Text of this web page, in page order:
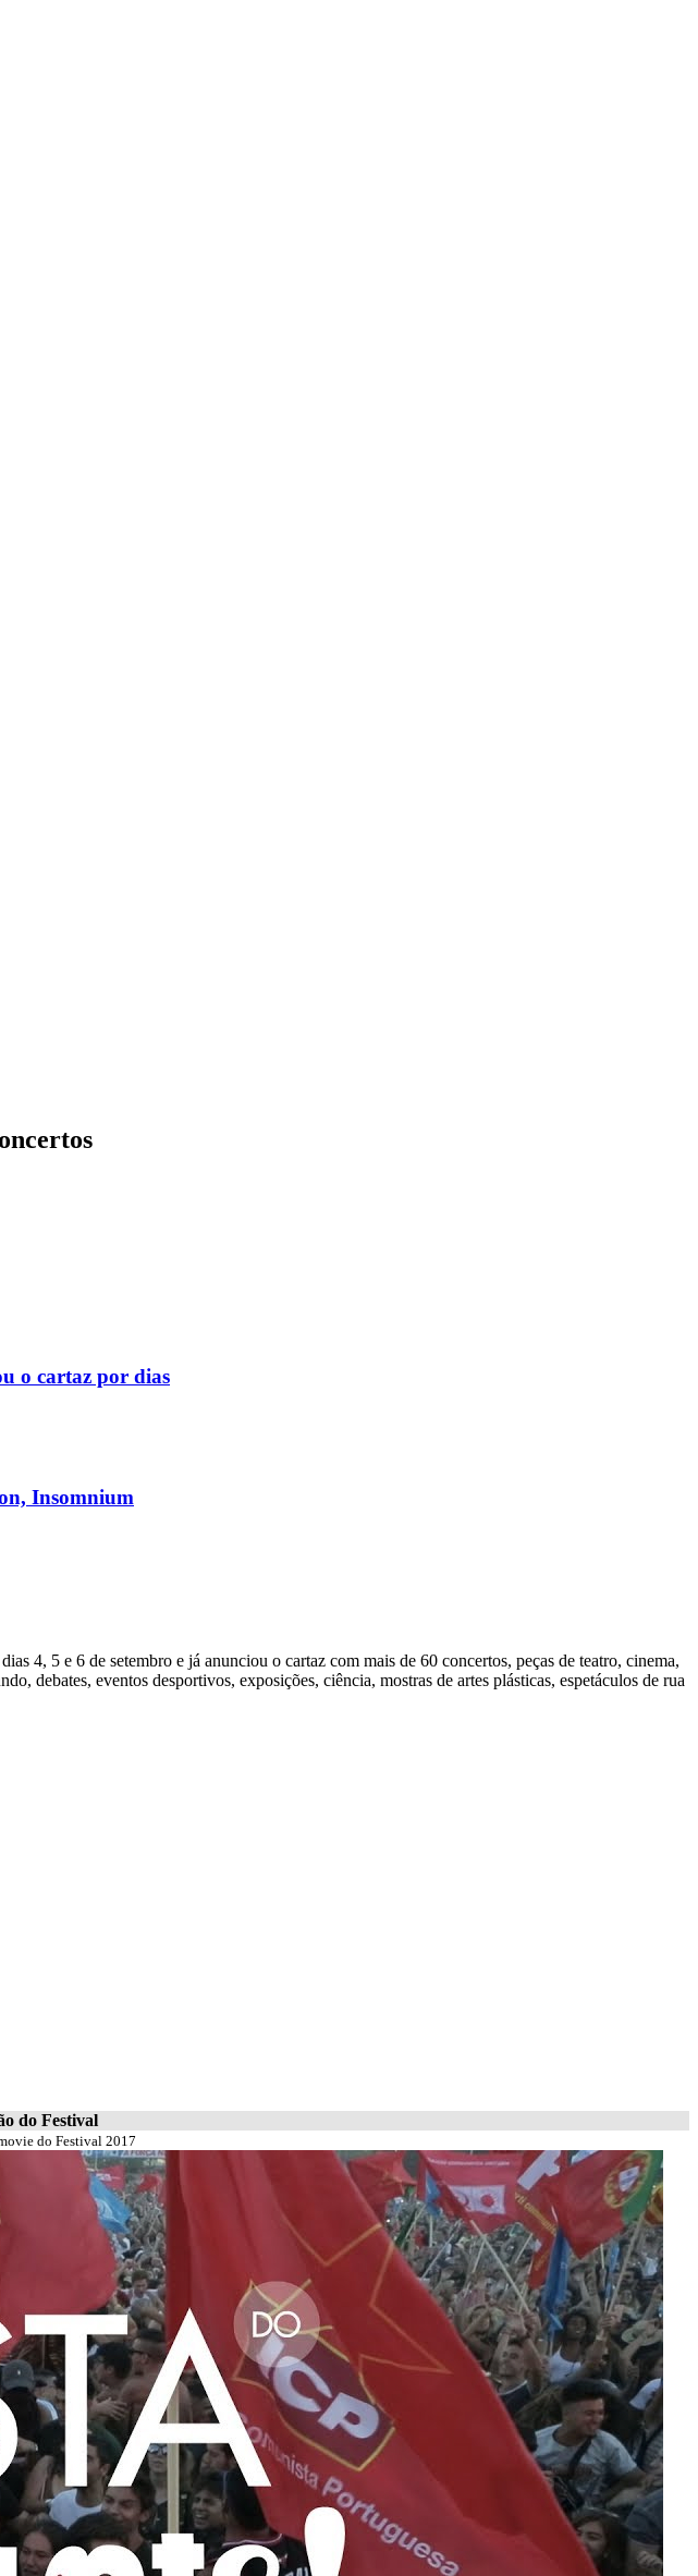
o cartaz por dias
Insomnium
4, 5 e 6 de setembro e já anunciou o cartaz com mais de 60 concertos, peças de teatro, cinema,
debates, eventos desportivos, exposições, ciência, mostras de artes plásticas, espetáculos de rua
do Festival
do Festival 2017